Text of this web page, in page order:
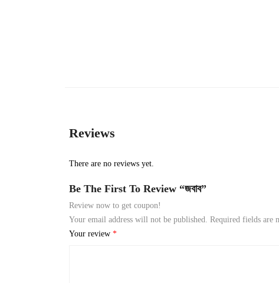
Reviews
There are no reviews yet.
Be The First To Review “জবাব”
Review now to get coupon!
Your email address will not be published.
Required fields are
Your review*